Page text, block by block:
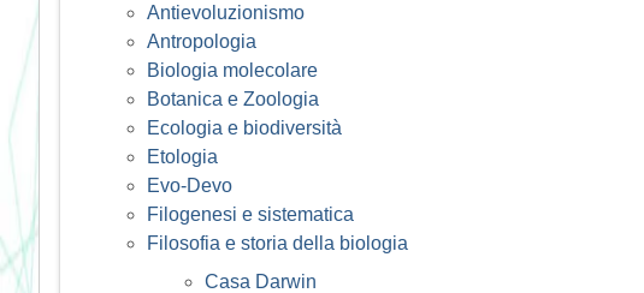
Antievoluzionismo
Antropologia
Biologia molecolare
Botanica e Zoologia
Ecologia e biodiversità
Etologia
Evo-Devo
Filogenesi e sistematica
Filosofia e storia della biologia
Casa Darwin